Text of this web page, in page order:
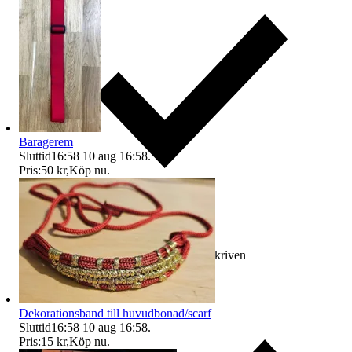
Ersättning om varan inte är som beskriven
Baragerem
Sluttid16:58 10 aug 16:58.
Pris:50 kr,Köp nu.
Dekorationsband till huvudbonad/scarf
Sluttid16:58 10 aug 16:58.
Pris:15 kr,Köp nu.